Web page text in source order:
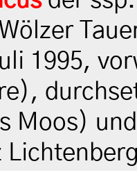
1995,
Moos)